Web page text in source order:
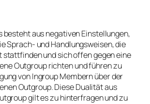
besteht aus negativen Einstellungen,
Sprach- und Handlungsweisen, die
stattfinden und sich offen gegen eine
Outgroup richten und führen zu
von Ingroup Membern über der
Outgroup. Diese Dualität aus
gilt es zu hinterfragen und zu